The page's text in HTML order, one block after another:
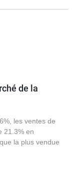
de la
les ventes de
21.3% en
la plus vendue